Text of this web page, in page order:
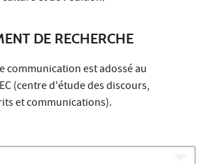
DE RECHERCHE
communication est adossé au
(centre d'étude des discours,
et communications).